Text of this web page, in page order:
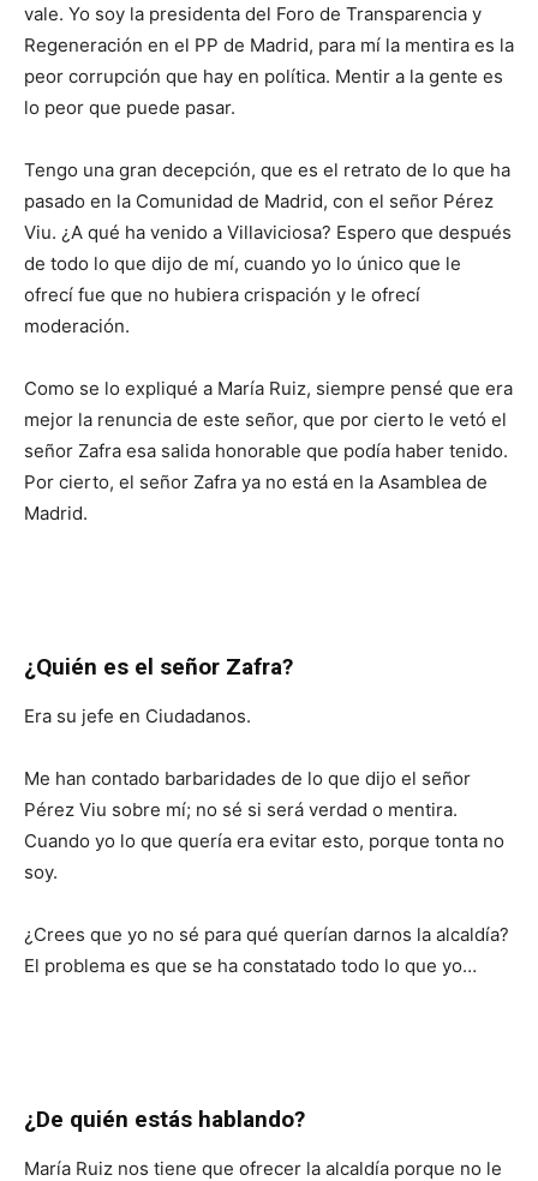
vale. Yo soy la presidenta del Foro de Transparencia y
Regeneración en el PP de Madrid, para mí la mentira es la
peor corrupción que hay en política. Mentir a la gente es
lo peor que puede pasar.
Tengo una gran decepción, que es el retrato de lo que ha
pasado en la Comunidad de Madrid, con el señor Pérez
Viu. ¿A qué ha venido a Villaviciosa? Espero que después
de todo lo que dijo de mí, cuando yo lo único que le
ofrecí fue que no hubiera crispación y le ofrecí
moderación.
Como se lo expliqué a María Ruiz, siempre pensé que era
mejor la renuncia de este señor, que por cierto le vetó el
señor Zafra esa salida honorable que podía haber tenido.
Por cierto, el señor Zafra ya no está en la Asamblea de
Madrid.
¿Quién es el señor Zafra?
Era su jefe en Ciudadanos.
Me han contado barbaridades de lo que dijo el señor
Pérez Viu sobre mí; no sé si será verdad o mentira.
Cuando yo lo que quería era evitar esto, porque tonta no
soy.
¿Crees que yo no sé para qué querían darnos la alcaldía?
El problema es que se ha constatado todo lo que yo…
¿De quién estás hablando?
María Ruiz nos tiene que ofrecer la alcaldía porque no le